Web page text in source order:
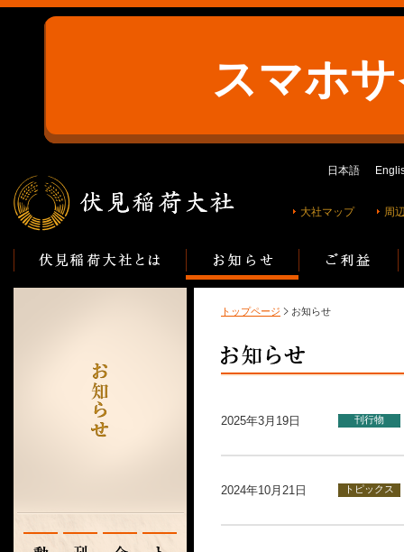
スマホ
日本語
大社マップ 周
トップページ お知らせ
2025年3月19日 刊行物
2024年10月21日 トピックス